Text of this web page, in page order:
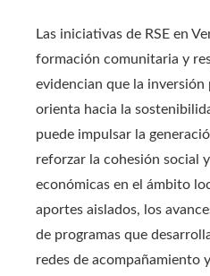
Las iniciativas de RSE en
formación comunitaria y
evidencian que la inversión
orienta hacia la
puede impulsar la
reforzar la cohesión social
económicas en el ámbito
aportes aislados, los
de programas que
redes de acompañamiento